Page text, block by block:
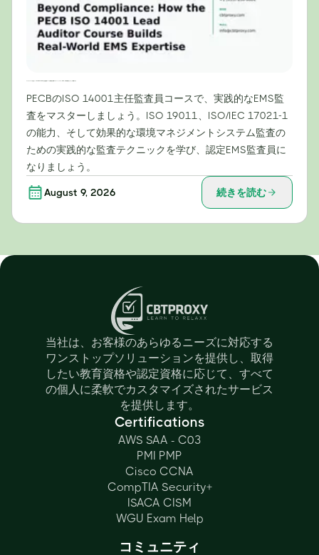
PECBのISO 14001主任監査員コースで、実践的なEMS監
査をマスターしましょう。ISO 19011、ISO/IEC 17021-1
の能力、そして効果的な環境マネジメントシステム監査の
ための実践的な監査テクニックを学び、認定EMS監査員に
なりましょう。
August 9, 2026 続きを読む
当社は、お客様のあらゆるニーズに対応する
ワンストップソリューションを提供し、取得
したい教育資格や認定資格に応じて、すべて
の個人に柔軟でカスタマイズされたサービス
を提供します。
Certifications
AWS SAA - C03
PMI PMP
Cisco CCNA
CompTIA Security+
ISACA CISM
WGU Exam Help
コミュニティ